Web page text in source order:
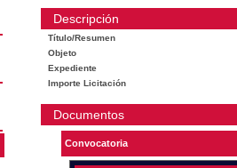
Descripción
Título/Resumen
Objeto
Expediente
Importe Licitación
Documentos
Convocatoria